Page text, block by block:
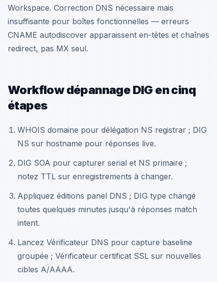
Workspace. Correction DNS nécessaire mais
insuffisante pour boîtes fonctionnelles — erreurs
CNAME autodiscover apparaissent en-têtes et chaînes
redirect, pas MX seul.
Workflow dépannage DIG en cinq
étapes
WHOIS domaine pour délégation NS registrar ; DIG
NS sur hostname pour réponses live.
DIG SOA pour capturer serial et NS primaire ;
notez TTL sur enregistrements à changer.
Appliquez éditions panel DNS ; DIG type changé
toutes quelques minutes jusqu'à réponses match
intent.
Lancez Vérificateur DNS pour capture baseline
groupée ; Vérificateur certificat SSL sur nouvelles
cibles A/AAAA.